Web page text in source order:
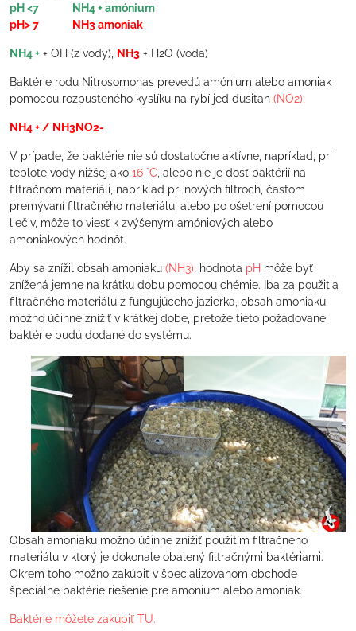
pH <7 NH4 + amónium
pH> 7 NH3 amoniak
NH4 + + OH (z vody), NH3 + H2O (voda)
Baktérie rodu Nitrosomonas prevedú amónium alebo amoniak
pomocou rozpusteného kyslíku na rybí jed dusitan (NO2):
NH4 + / NH3NO2-
V prípade, že baktérie nie sú dostatočne aktívne, napríklad, pri
teplote vody nižšej ako 16 °C , alebo nie je dosť baktérií na
filtračnom materiáli, napríklad pri nových filtroch, častom
premývaní filtračného materiálu, alebo po ošetrení pomocou
liečiv, môže to viesť k zvýšeným amóniových alebo
amoniakových hodnôt.
Aby sa znížil obsah amoniaku (NH3) , hodnota pH môže byť
znížená jemne na krátku dobu pomocou chémie. Iba za použitia
filtračného materiálu z fungujúceho jazierka, obsah amoniaku
možno účinne znížiť v krátkej dobe, pretože tieto požadované
baktérie budú dodané do systému.
Obsah amoniaku možno účinne znížiť použitím filtračného
materiálu v ktorý je dokonale obalený filtračnými baktériami.
Okrem toho možno zakúpiť v špecializovanom obchode
špeciálne baktérie riešenie pre amónium alebo amoniak.
Baktérie môžete zakúpiť TU.